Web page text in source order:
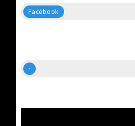
Facebook
-